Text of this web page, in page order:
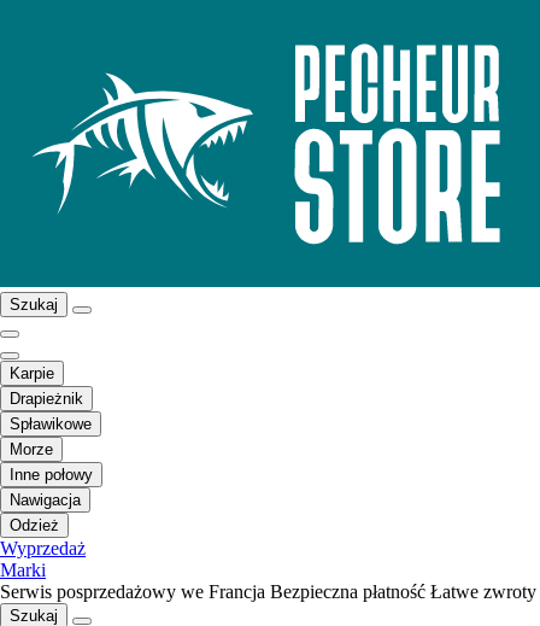
Szukaj
Karpie
Drapieżnik
Spławikowe
Morze
Inne połowy
Nawigacja
Odzież
Wyprzedaż
Marki
Serwis posprzedażowy we Francja Bezpieczna płatność Łatwe zwroty
Szukaj